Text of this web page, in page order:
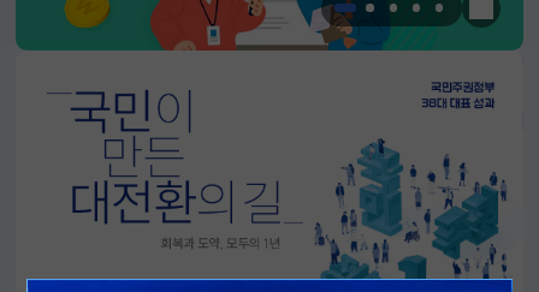
한눈에